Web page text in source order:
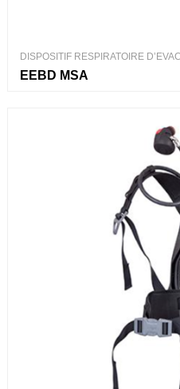
DISPOSITIF RESPIRATOIRE
PROTECTION RESPIRATOIRE
EEBD MSA